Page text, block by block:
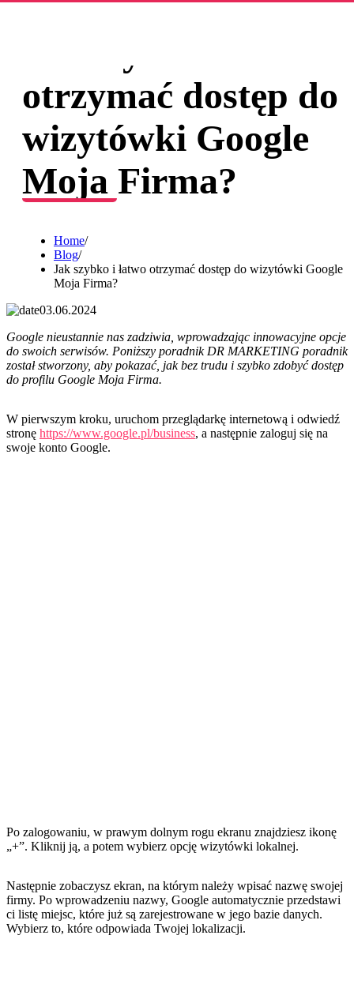
otrzymać dostęp do
wizytówki Google
Moja Firma?
Home/
Blog/
Jak szybko i łatwo otrzymać dostęp do wizytówki Google
Moja Firma?
03.06.2024
Google nieustannie nas zadziwia, wprowadzając innowacyjne opcje
do swoich serwisów. Poniższy poradnik DR MARKETING poradnik
został stworzony, aby pokazać, jak bez trudu i szybko zdobyć dostęp
do profilu Google Moja Firma.
W pierwszym kroku, uruchom przeglądarkę internetową i odwiedź
stronę https://www.google.pl/business, a następnie zaloguj się na
swoje konto Google.
Po zalogowaniu, w prawym dolnym rogu ekranu znajdziesz ikonę
„+”. Kliknij ją, a potem wybierz opcję wizytówki lokalnej.
Następnie zobaczysz ekran, na którym należy wpisać nazwę swojej
firmy. Po wprowadzeniu nazwy, Google automatycznie przedstawi
ci listę miejsc, które już są zarejestrowane w jego bazie danych.
Wybierz to, które odpowiada Twojej lokalizacji.